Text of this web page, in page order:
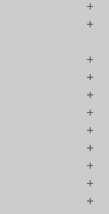










